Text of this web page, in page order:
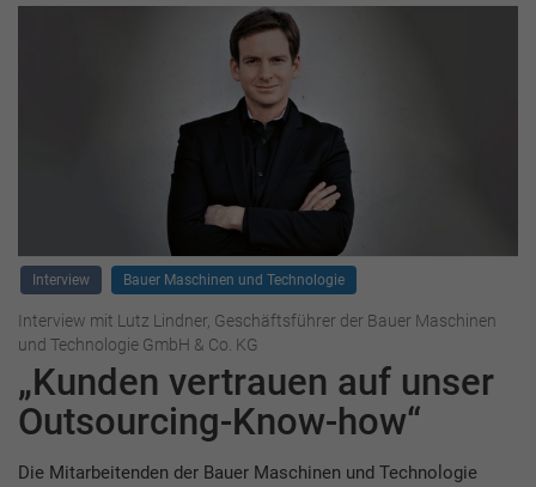
Interview Bauer Maschinen und Technologie
Interview mit Lutz Lindner, Geschäftsführer der Bauer Maschinen
und Technologie GmbH & Co. KG
„Kunden vertrauen auf unser
Outsourcing-Know-how“
Die Mitarbeitenden der Bauer Maschinen und Technologie